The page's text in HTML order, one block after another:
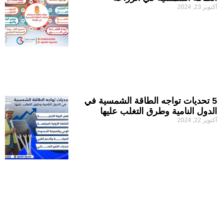
أكتوبر 23, 2024
5 تحديات تواجه الطاقة الشمسية في
الدول النامية وطرق التغلب عليها
أكتوبر 22, 2024